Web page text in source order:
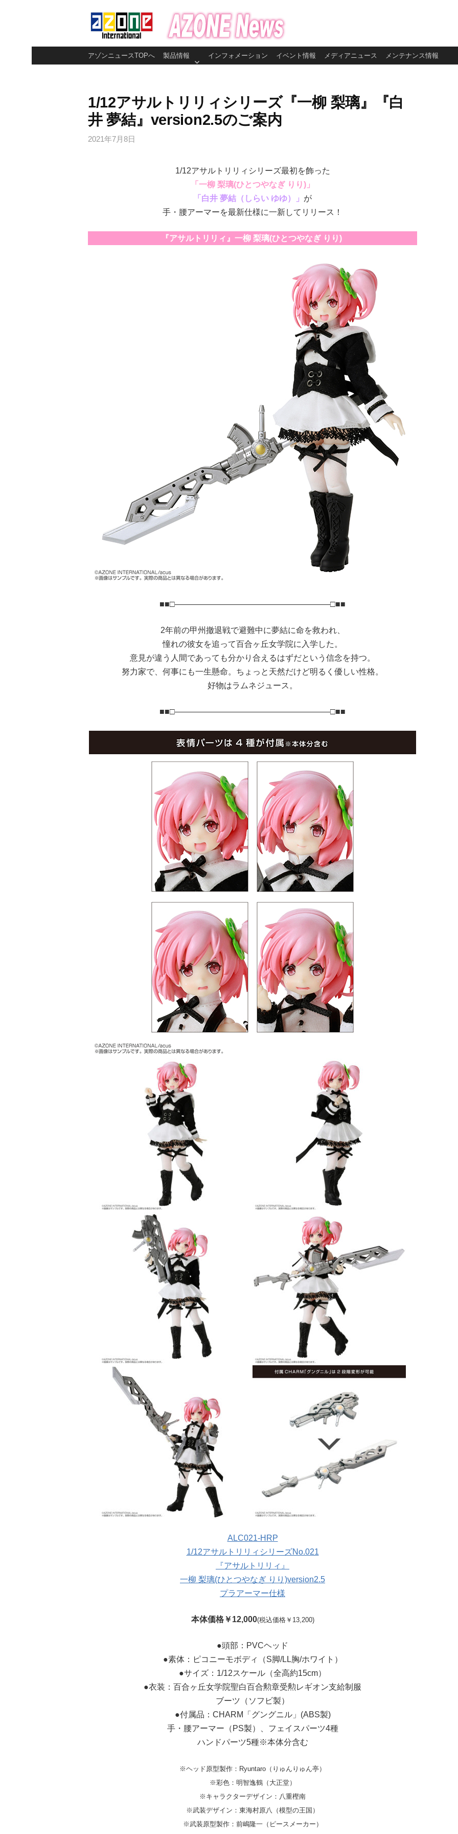
ン
アゾンニュースTOPへ 製品情報 インフォメーション イベント情報 メディアニュース メンテナンス情報
1/12アサルトリリィシリーズ『一柳 梨璃』『白
井 夢結』version2.5のご案内
2021年7月8日
1/12アサルトリリィシリーズ最初を飾った
「一柳 梨璃(ひとつやなぎ りり)」
「白井 夢結（しらい ゆゆ）」 が
手・腰アーマーを最新仕様に一新してリリース！
『アサルトリリィ』一柳 梨璃(ひとつやなぎ りり)
■■□―――――――――――――――――――□■■
2年前の甲州撤退戦で避難中に夢結に命を救われ、
憧れの彼女を追って百合ヶ丘女学院に入学した。
意見が違う人間であっても分かり合えるはずだという信念を持つ。
努力家で、何事にも一生懸命。ちょっと天然だけど明るく優しい性格。
好物はラムネジュース。
■■□―――――――――――――――――――□■■
ALC021-HRP
1/12アサルトリリィシリーズNo.021
『アサルトリリィ』
一柳 梨璃(ひとつやなぎ りり)version2.5
プラアーマー仕様
本体価格￥12,000(税込価格￥13,200)
●頭部：PVCヘッド
●素体：ピコニーモボディ（S脚/LL胸/ホワイト）
●サイズ：1/12スケール（全高約15cm）
●衣装：百合ヶ丘女学院聖白百合勲章受勲レギオン支給制服
ブーツ（ソフビ製）
●付属品：CHARM「グングニル」(ABS製)
手・腰アーマー（PS製）、フェイスパーツ4種
ハンドパーツ5種※本体分含む
※ヘッド原型製作：Ryuntaro（りゅんりゅん亭）
※彩色：明智逸鶴（大正堂）
※キャラクターデザイン：八重樫南
※武装デザイン：東海村原八（模型の王国）
※武装原型製作：前嶋隆一（ピースメーカー）